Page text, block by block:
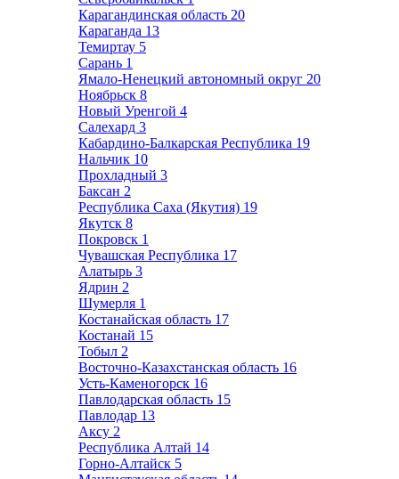
Карагандинская область 20
Караганда 13
Темиртау 5
Сарань 1
Ямало-Ненецкий автономный округ 20
Ноябрьск 8
Новый Уренгой 4
Салехард 3
Кабардино-Балкарская Республика 19
Нальчик 10
Прохладный 3
Баксан 2
Республика Саха (Якутия) 19
Якутск 8
Покровск 1
Чувашская Республика 17
Алатырь 3
Ядрин 2
Шумерля 1
Костанайская область 17
Костанай 15
Тобыл 2
Восточно-Казахстанская область 16
Усть-Каменогорск 16
Павлодарская область 15
Павлодар 13
Аксу 2
Республика Алтай 14
Горно-Алтайск 5